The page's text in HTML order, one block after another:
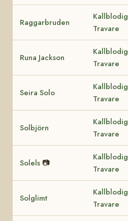
Raggarbruden
Kallblodig
Travare
Runa Jackson
Kallblodig
Travare
Seira Solo
Kallblodig
Travare
Solbjörn
Kallblodig
Travare
Solels 📷
Kallblodig
Travare
Solglimt
Kallblodig
Travare